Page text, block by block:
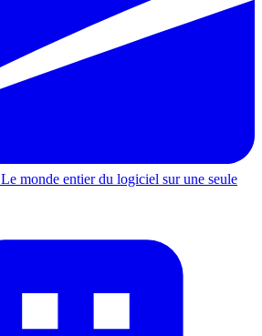
Le monde entier du logiciel sur une seule